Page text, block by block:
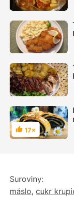
Hodnocení
17×
Suroviny:
máslo, cukr